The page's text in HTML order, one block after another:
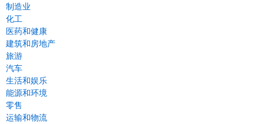
制造业
化工
医药和健康
建筑和房地产
旅游
汽车
生活和娱乐
能源和环境
零售
运输和物流